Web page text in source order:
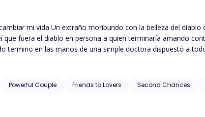
de mi para poder vivir. Nunca
el diablo en persona a quien terminaría amando contra viento y
termino en las manos de una simple doctora dispuesto a
Powerful Couple Friends to Lovers Second Chances